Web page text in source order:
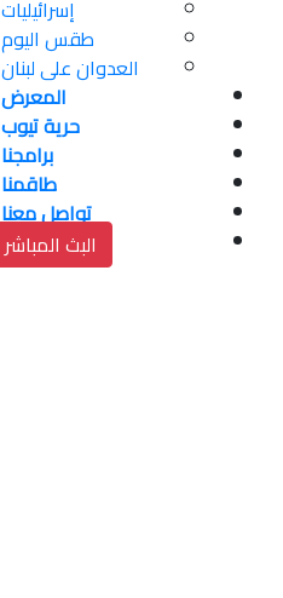
إسرائيليات
طقس اليوم
العدوان على لبنان
المعرض
حرية تيوب
برامجنا
طاقمنا
تواصل معنا
البث المباشر